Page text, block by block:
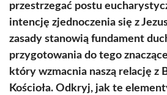
przestrzegać postu
intencję zjednoczenia się z
zasady stanowią fundament
przygotowania do tego
który wzmacnia naszą relację z
Kościoła. Odkryj, jak te